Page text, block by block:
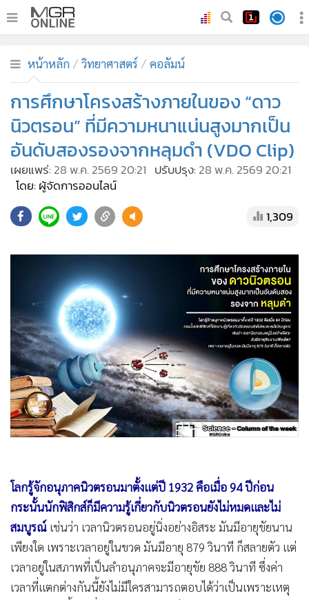
ทันเหตุการณ์
• ภาคใต้
• ภูมิภาค
• บันเทิง
ผู้จัดการรายวัน
• ละคร
ผู้จัดกวน
•
Good health & Well-being
• Green Innovation & SD
• Management & HR
• MGR Live
• Infographic
• การเมือง
• ท่องเที่ยว
•
ต่างประเทศ
• Special Scoop
• เศรษฐกิจ-ธุรกิจ
• จีน
• ชุมชน-คุณภาพชีวิต
• อาชญากรรม
หน้าหลัก วิทยาศาสตร์ คอลัมน์
การศึกษาโครงสร้างภายในของ “ดาว
นิวตรอน” ที่มีความหนาแน่นสูงมากเป็น
อันดับสองรองจากหลุมดำ (VDO Clip)
เผยแพร่: 28 พ.ค. 2569 20:21 ปรับปรุง: 28 พ.ค. 2569 20:21
โดย: ผู้จัดการออนไลน์
1,309
สมบูรณ์ เช่นว่า เวลานิวตรอนอยู่นิ่งอย่างอิสระ มันมีอายุขัยนาน
เพียงใด เพราะเวลาอยู่ในขวด มันมีอายุ 879 วินาที ก็สลายตัว แต่
เวลาอยู่ในสภาพที่เป็นลำอนุภาคจะมีอายุขัย 888 วินาที ซึ่งค่า
เวลาที่แตกต่างกันนี้ยังไม่มีใครสามารถตอบได้ว่าเป็นเพราะเหตุ
ใด นอกจากนี้การที่นิวตรอนมีสภาพเป็นกลางทางไฟฟ้า ทำให้
เราไม่มีเครื่องเร่งนิวตรอนให้มีพลังงานสูงเหมือนกับการมีเครื่อง